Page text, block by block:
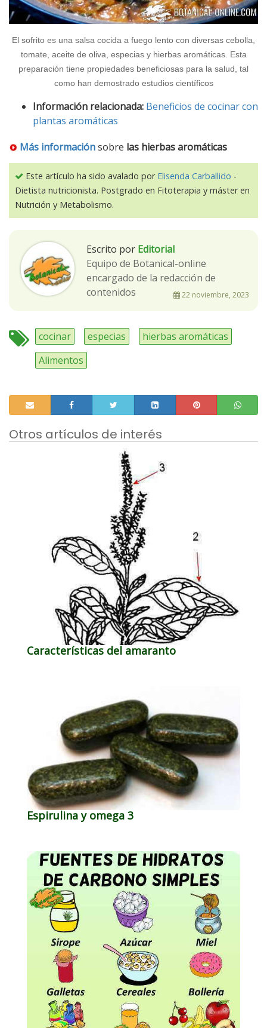
El sofrito es una salsa cocida a fuego lento con diversas cebolla,
tomate, aceite de oliva, especias y hierbas aromáticas. Esta
preparación tiene propiedades beneficiosas para la salud, tal
como han demostrado estudios científicos
Información relacionada: Beneficios de cocinar con
plantas aromáticas
Más informaciónsobre las hierbas aromáticas
Este artículo ha sido avalado por Elisenda Carballido -
Dietista nutricionista. Postgrado en Fitoterapia y máster en
Nutrición y Metabolismo.
Escrito por Editorial
Equipo de Botanical-online
encargado de la redacción de
contenidos
22 noviembre, 2023
cocinar especias
hierbas aromáticas
Alimentos
Otros artículos de interés
Características del amaranto
Espirulina y omega 3